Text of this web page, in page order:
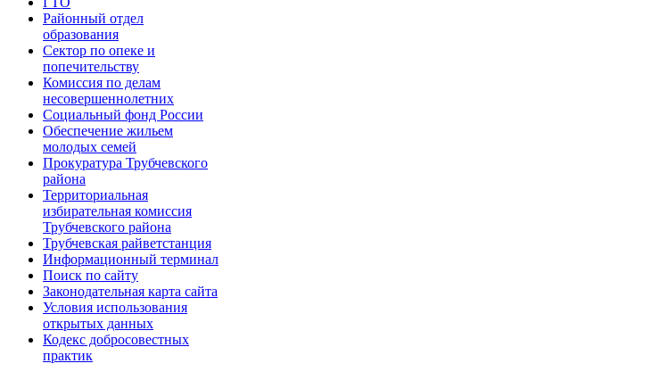
Районный отдел
образования
Сектор по опеке и
попечительству
Комиссия по делам
несовершеннолетних
Социальный фонд России
Обеспечение жильем
молодых семей
Прокуратура Трубчевского
района
Территориальная
избирательная комиссия
Трубчевского района
Трубчевская райветстанция
Информационный терминал
Поиск по сайту
Законодательная карта сайта
Условия использования
открытых данных
Кодекс добросовестных
практик